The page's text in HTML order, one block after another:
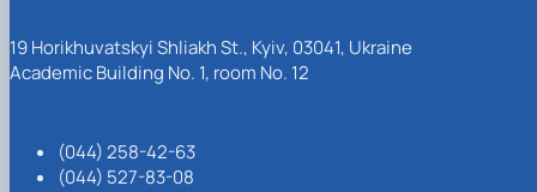
19 Horikhuvatskyi Shliakh St., Kyiv, 03041, Ukraine
Academic Building No. 1, room No. 12
(044) 258-42-63
(044) 527-83-08